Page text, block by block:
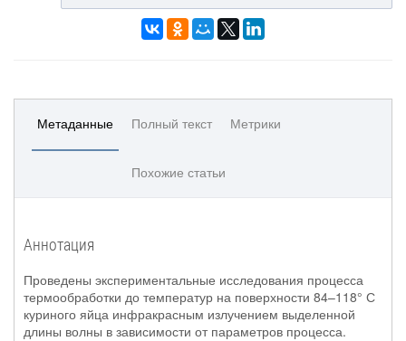
Метаданные Полный текст Метрики
Похожие статьи
Аннотация
Проведены экспериментальные исследования процесса
термообработки до температур на поверхности 84–118° С
куриного яйца инфракрасным излучением выделенной
длины волны в зависимости от параметров процесса.